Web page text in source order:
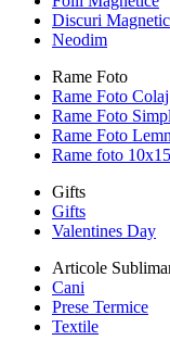
Discuri
Neodim
Rame Foto
Rame Foto Colaj
Rame Foto
Rame Foto Lemn
Rame foto 10x15
Gifts
Gifts
Valentines Day
Articole
Cani
Prese Termice
Textile